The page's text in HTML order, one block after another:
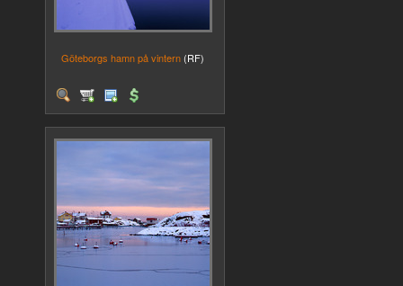
Göteborgs hamn på vintern (RF)